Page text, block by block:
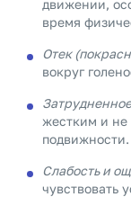
движении,
время
Отек
вокруг
жестким и
подвижности.
Слабость и
чувствовать